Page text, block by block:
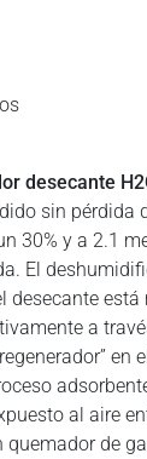
desecante
sin
30% y a 2.1
El
desecante
a
al aire
quemador de